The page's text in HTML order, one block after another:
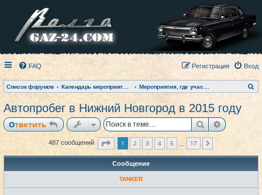
FAQ Вход
Регистрация
Список форумов
о
Автопробег в Нижний Новгород в 2015 году
Ответить Поиск
487 сообщений Страница из
1 2 3 4 5 17
Сообщение
TANKER